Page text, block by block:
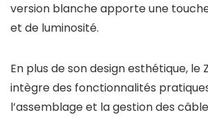
version blanche apporte une
et de luminosité.
En plus de son design esthétique, le
intègre des fonctionnalités
l’assemblage et la gestion des